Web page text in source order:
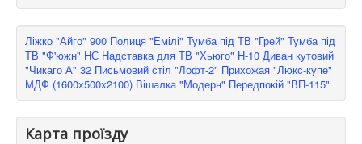
Ліжко "Айго" 900 Полиця "Емілі" Тумба під ТВ "Грей" Тумба під
ТВ "Ф'южн" НС Надставка для ТВ "Хьюго" Н-10 Диван кутовий
"Чикаго А" 32 Письмовий стіл "Лофт-2" Прихожая "Люкс-купе"
МДФ (1600х500х2100) Вішалка "Модерн" Передпокій "ВП-115"
Карта проїзду